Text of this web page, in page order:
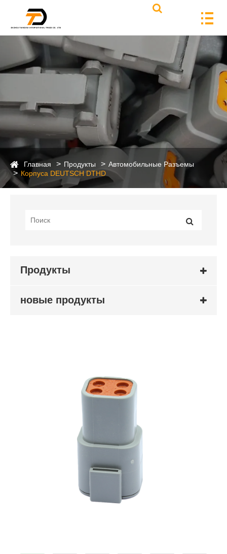
Главная Продукты
Автомобильные Разъемы
Корпуса DEUTSCH DTHD
Продукты
новые продукты